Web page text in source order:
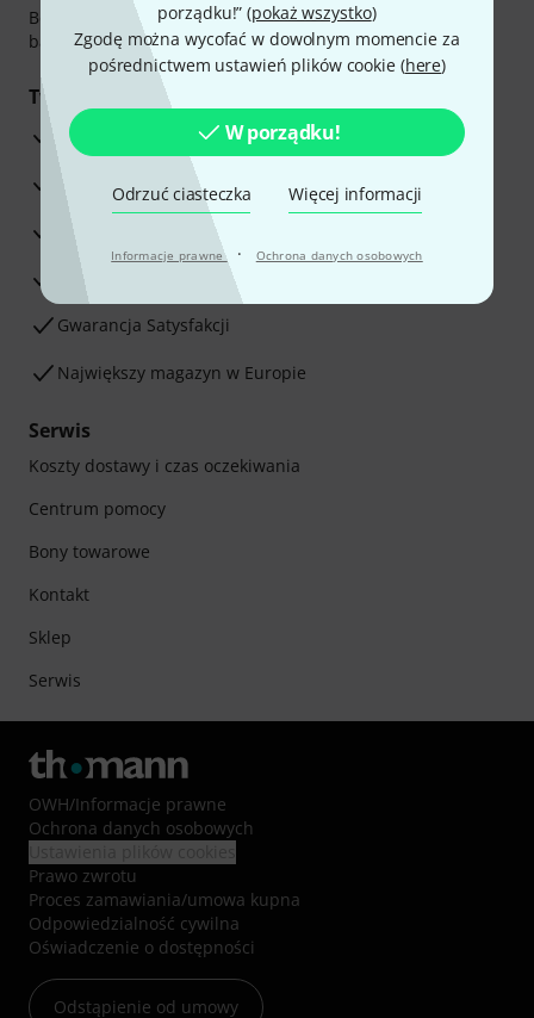
porządku!” (pokaż wszystko)
Zgodę można wycofać w dowolnym momencie za
pośrednictwem ustawień plików cookie (here)
W porządku!
Odrzuć ciasteczka Więcej informacji
Informacje prawne · Ochrona danych osobowych
Bezpieczna płatność przez Za pobraniem, Przelew
bankowy, PayPal, Blik lub Karta kredytowa.
Twoje korzyści
3-letnia Gwarancja Thomann
30-dniowa gwarancja zwrotu pieniędzy
Porada naszych ekspertów
Gwarancja Satysfakcji
Największy magazyn w Europie
Serwis
Koszty dostawy i czas oczekiwania
Centrum pomocy
Bony towarowe
Kontakt
Sklep
Serwis
OWH/Informacje prawne
Ochrona danych osobowych
Prawo zwrotu
Proces zamawiania/umowa kupna
Odpowiedzialność cywilna
Oświadczenie o dostępności
Odstąpienie od umowy